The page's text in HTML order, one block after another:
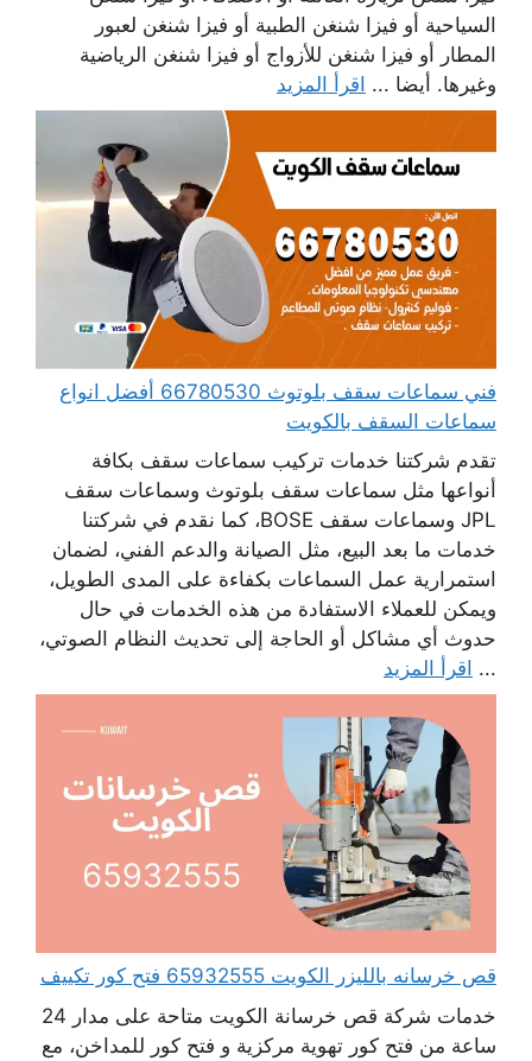
السياحية أو فيزا شنغن الطبية أو فيزا شنغن لعبور
المطار أو فيزا شنغن للأزواج أو فيزا شنغن الرياضية
وغيرها. أيضا ... اقرأ المزيد
فني سماعات سقف بلوتوث 66780530 أفضل انواع
سماعات السقف بالكويت
تقدم شركتنا خدمات تركيب سماعات سقف بكافة
أنواعها مثل سماعات سقف بلوتوث وسماعات سقف
JPL وسماعات سقف BOSE، كما نقدم في شركتنا
خدمات ما بعد البيع، مثل الصيانة والدعم الفني، لضمان
استمرارية عمل السماعات بكفاءة على المدى الطويل،
ويمكن للعملاء الاستفادة من هذه الخدمات في حال
حدوث أي مشاكل أو الحاجة إلى تحديث النظام الصوتي،
... اقرأ المزيد
قص خرسانه بالليزر الكويت 65932555 فتح كور تكييف
خدمات شركة قص خرسانة الكويت متاحة على مدار 24
ساعة من فتح كور تهوية مركزية و فتح كور للمداخن، مع